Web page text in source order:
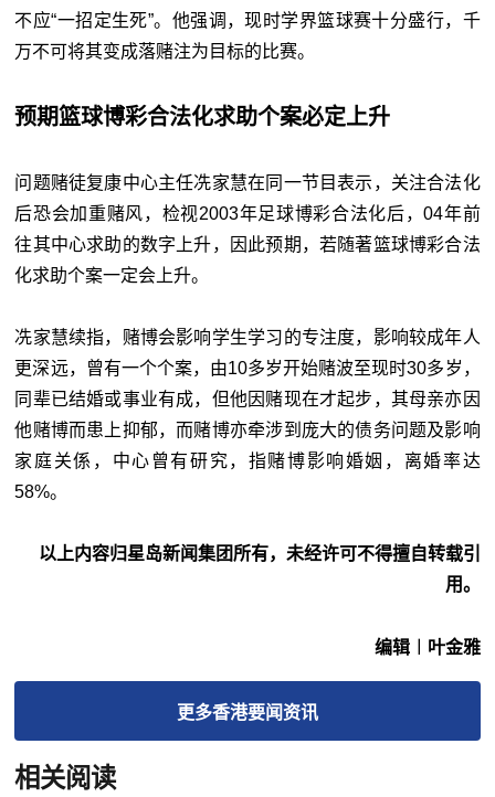
不应“一招定生死”。他强调，现时学界篮球赛十分盛行，千
万不可将其变成落赌注为目标的比赛。
预期篮球博彩合法化求助个案必定上升
问题赌徒复康中心主任冼家慧在同一节目表示，关注合法化
后恐会加重赌风，检视2003年足球博彩合法化后，04年前
往其中心求助的数字上升，因此预期，若随著篮球博彩合法
化求助个案一定会上升。
冼家慧续指，赌博会影响学生学习的专注度，影响较成年人
更深远，曾有一个个案，由10多岁开始赌波至现时30多岁，
同辈已结婚或事业有成，但他因赌现在才起步，其母亲亦因
他赌博而患上抑郁，而赌博亦牵涉到庞大的债务问题及影响
家庭关係，中心曾有研究，指赌博影响婚姻，离婚率达
58%。
以上内容归星岛新闻集团所有，未经许可不得擅自转载引
用。
编辑︱叶金雅
更多香港要闻资讯
相关阅读